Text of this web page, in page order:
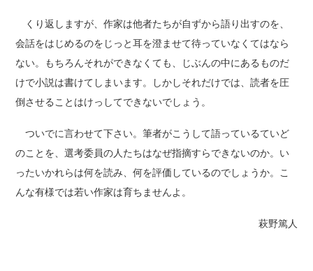
くり返しますが、作家は他者たちが自ずから語り出すのを、
会話をはじめるのをじっと耳を澄ませて待っていなくてはなら
ない。もちろんそれができなくても、じぶんの中にあるものだ
けで小説は書けてしまいます。しかしそれだけでは、読者を圧
倒させることはけっしてできないでしょう。
ついでに言わせて下さい。筆者がこうして語っているていど
のことを、選考委員の人たちはなぜ指摘すらできないのか。い
ったいかれらは何を読み、何を評価しているのでしょうか。こ
んな有様では若い作家は育ちませんよ。
萩野篤人